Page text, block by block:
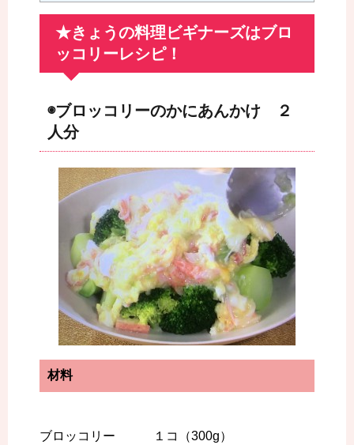
★きょうの料理ビギナーズはブロ
ッコリーレシピ！
◉ブロッコリーのかにあんかけ ２
人分
材料
ブロッコリー １コ（300g）